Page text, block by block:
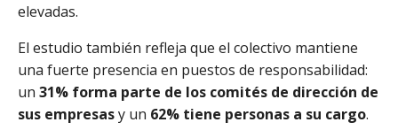
elevadas.
El estudio también refleja que el colectivo mantiene
una fuerte presencia en puestos de responsabilidad:
un 31% forma parte de los comités de dirección de
sus empresasy un 62% tiene personas a su cargo.